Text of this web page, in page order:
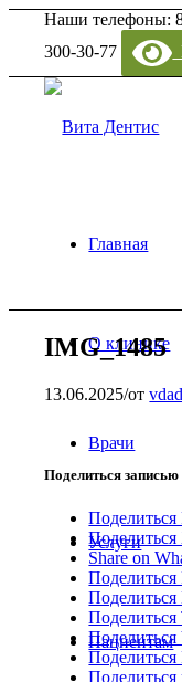
Наши телефоны:
300-30-77
Главная
О клинике
Врачи
Услуги
Пациентам
IMG_1485
13.06.2025/от
Поделиться записью
Поделиться
Поделиться
Share on
Поделиться
Поделиться
Поделиться
Поделиться